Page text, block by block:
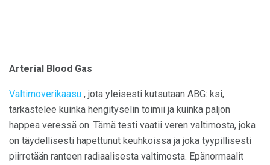
Arterial Blood Gas
Valtimoverikaasu , jota yleisesti kutsutaan ABG: ksi,
tarkastelee kuinka hengityselin toimii ja kuinka paljon
happea veressä on. Tämä testi vaatii veren valtimosta, joka
on täydellisesti hapettunut keuhkoissa ja joka tyypillisesti
piirretään ranteen radiaalisesta valtimosta. Epänormaalit